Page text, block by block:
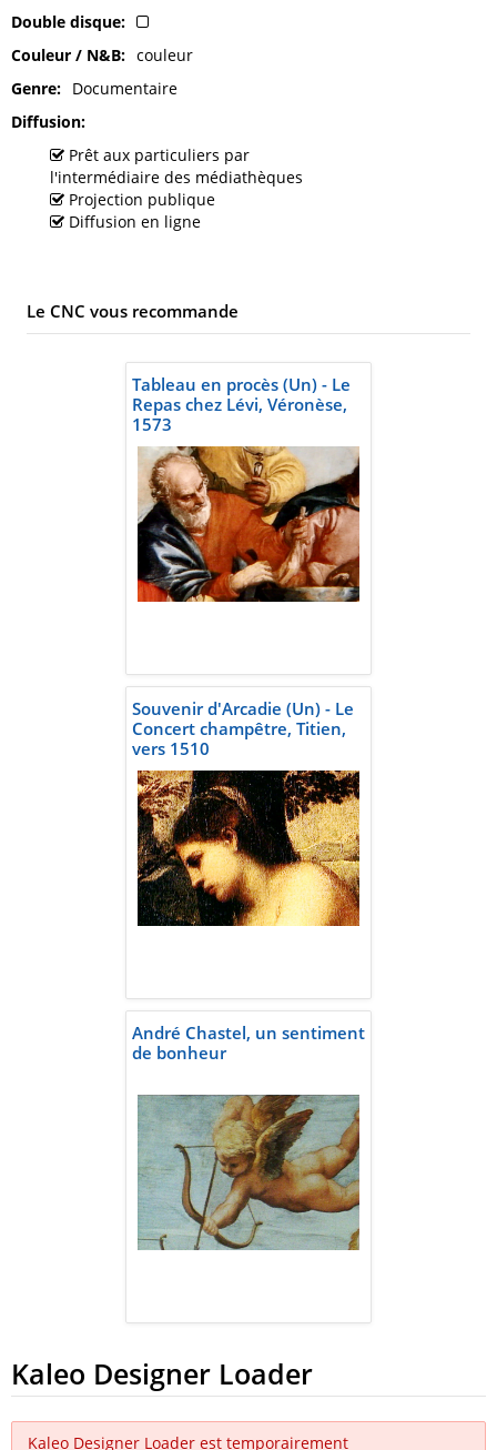
Double disque
Couleur / N&B
couleur
Genre
Documentaire
Diffusion
Prêt aux particuliers par
l'intermédiaire des médiathèques
Projection publique
Diffusion en ligne
Le CNC vous recommande
Tableau en procès (Un) - Le
Repas chez Lévi, Véronèse,
1573
Souvenir d'Arcadie (Un) - Le
Concert champêtre, Titien,
vers 1510
André Chastel, un sentiment
de bonheur
Kaleo Designer Loader
Kaleo Designer Loader est temporairement